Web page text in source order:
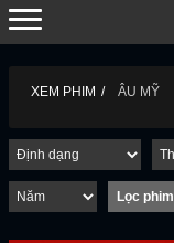
XEM PHIM ÂU MỸ